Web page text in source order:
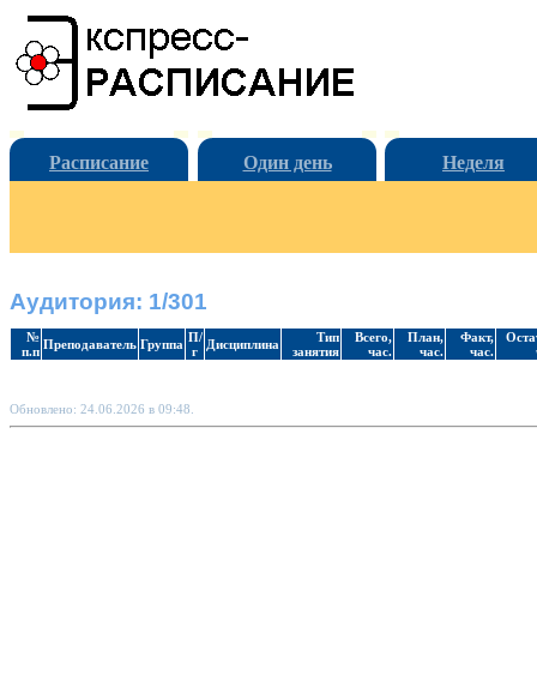
Расписание Один день Неделя
Аудитория: 1/301
№
п.п Преподаватель Группа П/
г
Дисциплина
Тип
занятия
Всего,
час.
План,
час.
Факт,
час.
Обновлено: 24.06.2026 в 09:48.